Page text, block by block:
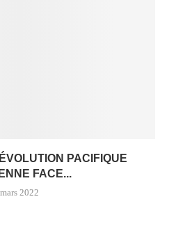
PACIFIQUE
FACE...
2022